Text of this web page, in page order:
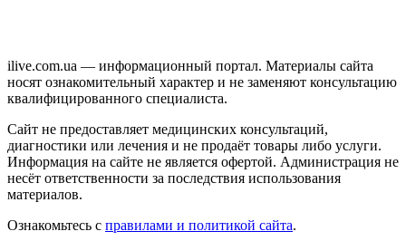
ilive.com.ua — информационный портал. Материалы сайта
носят ознакомительный характер и не заменяют консультацию
квалифицированного специалиста.
Сайт не предоставляет медицинских консультаций,
диагностики или лечения и не продаёт товары либо услуги.
Информация на сайте не является офертой. Администрация не
несёт ответственности за последствия использования
материалов.
Ознакомьтесь с правилами и политикой сайта.